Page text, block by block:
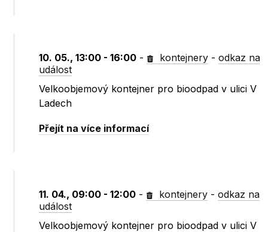
10. 05., 13:00 - 16:00 - kontejnery -odkaz na
událost
Velkoobjemový kontejner pro bioodpad v ulici V
Ladech
Přejít na více informací
11. 04., 09:00 - 12:00 - kontejnery -odkaz na
událost
Velkoobjemový kontejner pro bioodpad v ulici V